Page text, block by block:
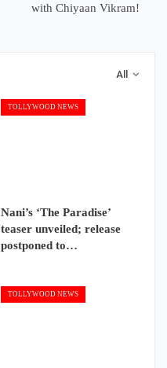
with Chiyaan Vikram!
All
TOLLYWOOD NEWS
Nani’s ‘The Paradise’
teaser unveiled; release
postponed to…
TOLLYWOOD NEWS